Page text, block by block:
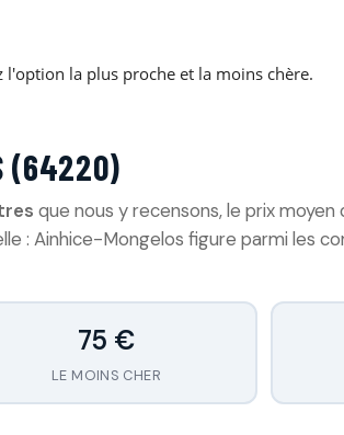
l'option la plus proche et la moins chère.
(64220)
que nous y recensons, le prix
: Ainhice-Mongelos figure parmi les
75 €
LE MOINS CHER